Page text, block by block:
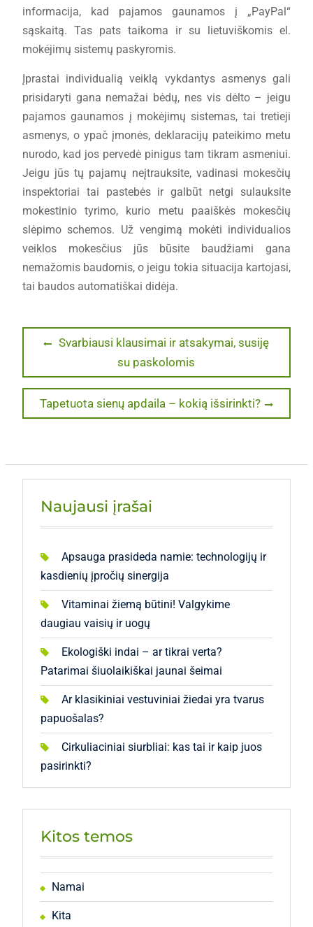
informacija, kad pajamos gaunamos į „PayPal“
sąskaitą. Tas pats taikoma ir su lietuviškomis el.
mokėjimų sistemų paskyromis.
Įprastai individualią veiklą vykdantys asmenys gali
prisidaryti gana nemažai bėdų, nes vis dėlto – jeigu
pajamos gaunamos į mokėjimų sistemas, tai tretieji
asmenys, o ypač įmonės, deklaracijų pateikimo metu
nurodo, kad jos pervedė pinigus tam tikram asmeniui.
Jeigu jūs tų pajamų neįtrauksite, vadinasi mokesčių
inspektoriai tai pastebės ir galbūt netgi sulauksite
mokestinio tyrimo, kurio metu paaiškės mokesčių
slėpimo schemos. Už vengimą mokėti individualios
veiklos mokesčius jūs būsite baudžiami gana
nemažomis baudomis, o jeigu tokia situacija kartojasi,
tai baudos automatiškai didėja.
Navigacija
įrašų
Previous
Svarbiausi klausimai ir atsakymai, susiję
su paskolomis
Next
post:
Tapetuota sienų apdaila – kokią išsirinkti?
Naujausi įrašai
Apsauga prasideda namie: technologijų ir
kasdienių įpročių sinergija
Vitaminai žiemą būtini! Valgykime
daugiau vaisių ir uogų
Ekologiški indai – ar tikrai verta?
Patarimai šiuolaikiškai jaunai šeimai
Ar klasikiniai vestuviniai žiedai yra tvarus
papuošalas?
Cirkuliaciniai siurbliai: kas tai ir kaip juos
pasirinkti?
Kitos temos
Namai
Kita